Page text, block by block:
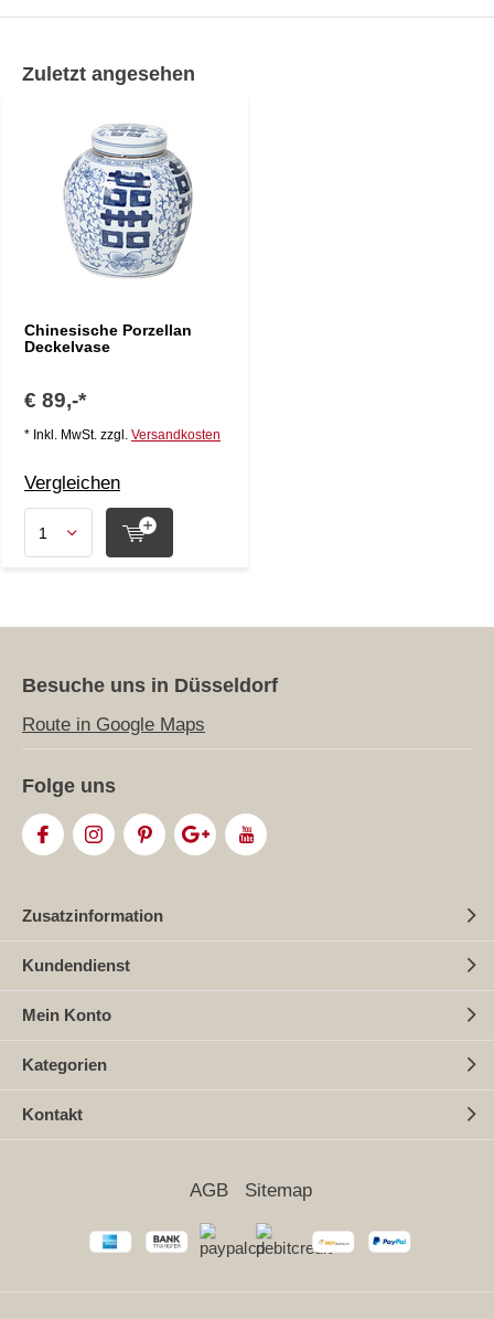
Zuletzt angesehen
Chinesische Porzellan
Deckelvase
€ 89,-*
* Inkl. MwSt. zzgl. Versandkosten
Vergleichen
Besuche uns in Düsseldorf
Route in Google Maps
Folge uns
Zusatzinformation
Kundendienst
Mein Konto
Kategorien
Kontakt
AGB Sitemap